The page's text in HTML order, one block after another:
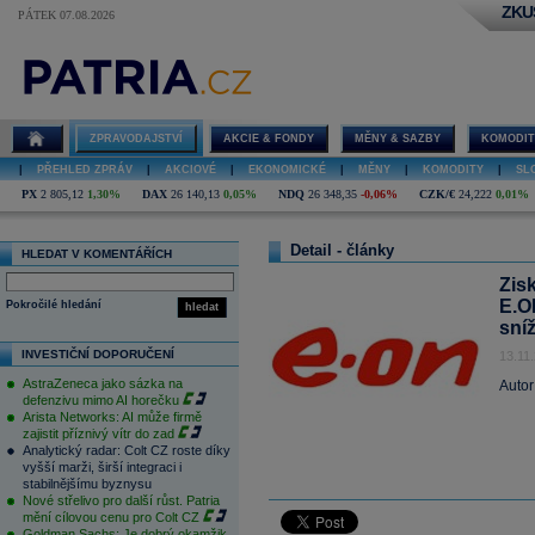
PÁTEK 07.08.2026
ZPRAVODAJSTVÍ AKCIE & FONDY MĚNY & SAZBY
PŘEHLED ZPRÁV AKCIOVÉ EKONOMICKÉ MĚNY KOMODITY
PX 2 805,12 1,30% DAX 26 140,13 0,05% NDQ 26 348,35 -0,06% CZK/€ 24,222 0,01%
HLEDAT V KOMENTÁŘÍCH
hledat
Pokročilé hledání
INVESTIČNÍ DOPORUČENÍ
AstraZeneca jako sázka na
defenzivu mimo AI horečku
Arista Networks: AI může firmě
zajistit příznivý vítr do zad
Analytický radar: Colt CZ roste díky
vyšší marži, širší integraci i
stabilnějšímu byznysu
Nové střelivo pro další růst. Patria
mění cílovou cenu pro Colt CZ
Detail - články